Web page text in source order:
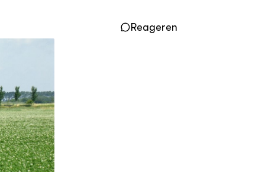
ENGLISH
Search the Knowledge base
Reageren